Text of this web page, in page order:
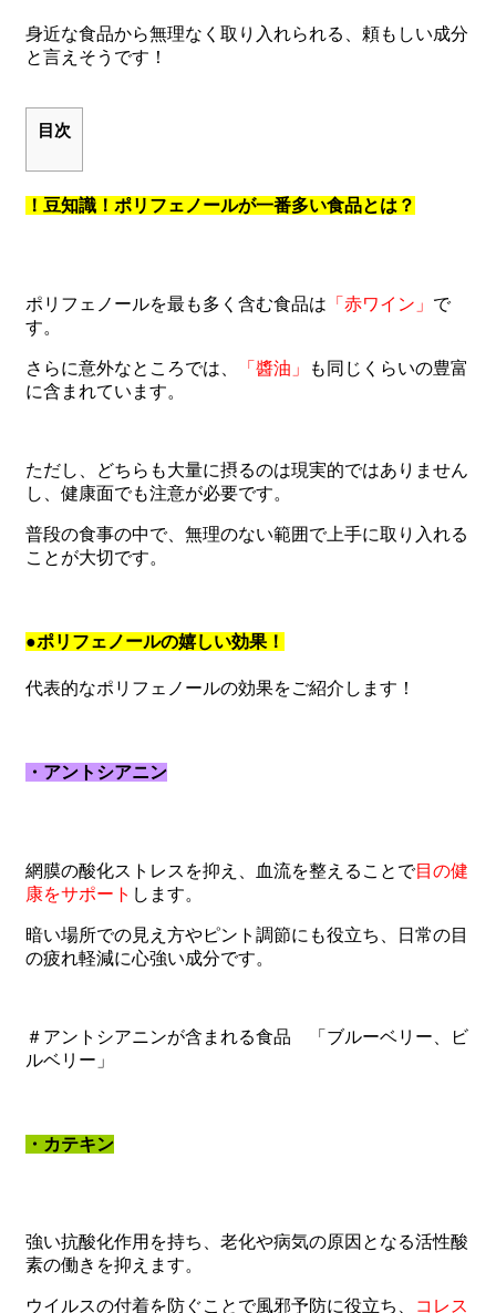
身近な食品から無理なく取り入れられる、頼もしい成分
と言えそうです！
目次
！豆知識！ポリフェノールが一番多い食品とは？
ポリフェノールを最も多く含む食品は 「赤ワイン」 で
す。
さらに意外なところでは、 「醬油」
も同じくらいの豊富
に含まれています。
ただし、どちらも大量に摂るのは現実的ではありません
し、健康面でも注意が必要です。
普段の食事の中で、無理のない範囲で上手に取り入れる
ことが大切です。
●ポリフェノールの嬉しい効果！
代表的なポリフェノールの効果をご紹介します！
・アントシアニン
網膜の酸化ストレスを抑え、血流を整えることで目の健
康をサポート します。
暗い場所での見え方やピント調節にも役立ち、日常の目
の疲れ軽減に心強い成分です。
＃アントシアニンが含まれる食品 「ブルーベリー、ビ
ルベリー」
・カテキン
強い抗酸化作用を持ち、老化や病気の原因となる活性酸
素の働きを抑えます。
ウイルスの付着を防ぐことで風邪予防に役立ち、 コレス